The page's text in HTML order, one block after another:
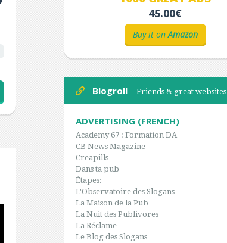
45.00€
Buy it onAmazon
Blogroll Friends & great websites
ADVERTISING (FRENCH)
Academy 67 : Formation DA
CB News Magazine
Creapills
Dans ta pub
Étapes:
L'Observatoire des Slogans
La Maison de la Pub
La Nuit des Publivores
La Réclame
Le Blog des Slogans